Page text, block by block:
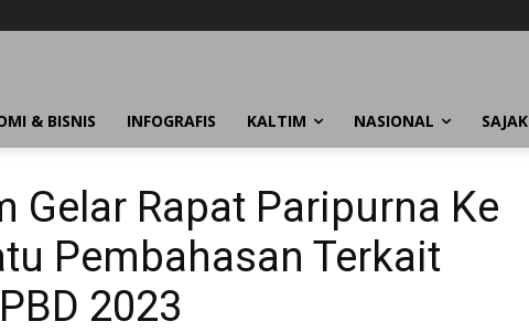
& BISNIS INFOGRAFIS KALTIM NASIONAL SAJAK
Gelar Rapat Paripurna Ke
Pembahasan Terkait
2023